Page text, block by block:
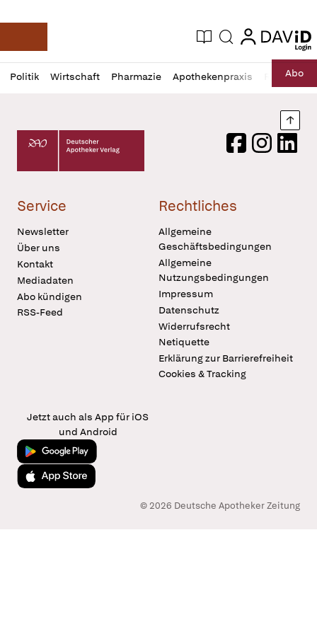
Deutsche Apotheker Zeitung
Aktuelle Ausgabe
Suche login
login
Politik Wirtschaft Pharmazie Apothekenpraxis RechtAbo
Profil
öffnen
Daz
Pur
Deutscher Apotheker Verlag Logo
FacebookInstagram
Service
Newsletter
Über uns
Kontakt
Mediadaten
Abo kündigen
RSS-Feed
Rechtliches
Allgemeine
Geschäftsbedingungen
Allgemeine
Nutzungsbedingungen
Impressum
Datenschutz
Widerrufsrecht
Netiquette
Erklärung zur Barrierefreiheit
Cookies & Tracking
Jetzt auch als App für iOS
und Android
Jetzt bei Google Play
Laden im App Store
© 2026 Deutsche Apotheker Zeitung